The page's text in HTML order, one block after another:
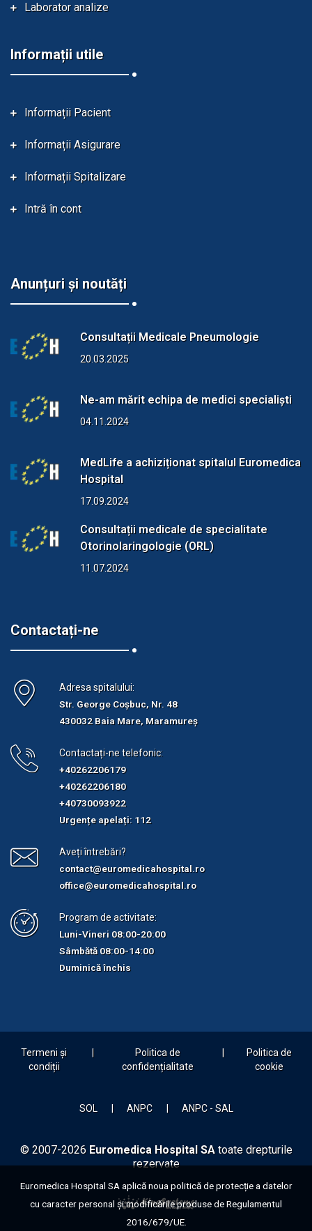
Laborator analize
Informații utile
Informații Pacient
Informații Asigurare
Informații Spitalizare
Intră în cont
Anunțuri și noutăți
Consultații Medicale Pneumologie
20.03.2025
Ne-am mărit echipa de medici specialiști
04.11.2024
MedLife a achiziționat spitalul Euromedica
Hospital
17.09.2024
Consultații medicale de specialitate
Otorinolaringologie (ORL)
11.07.2024
Contactați-ne
Adresa spitalului:
Str. George Coșbuc, Nr. 48
430032 Baia Mare, Maramureș
Contactați-ne telefonic:
+40262206179
+40262206180
+40730093922
Urgențe apelați: 112
Aveți întrebări?
contact@euromedicahospital.ro
office@euromedicahospital.ro
Program de activitate:
Luni-Vineri 08:00-20:00
Sâmbătă 08:00-14:00
Duminică închis
Termeni și
condiții
Politica de
confidențialitate
Politica de
cookie
SOL ANPC ANPC - SAL
© 2007-2026 Euromedica Hospital SAtoate drepturile
rezervate
Euromedica Hospital SA aplică noua politică de protecție a datelor
cu caracter personal și modificările produse de Regulamentul
2016/679/UE.